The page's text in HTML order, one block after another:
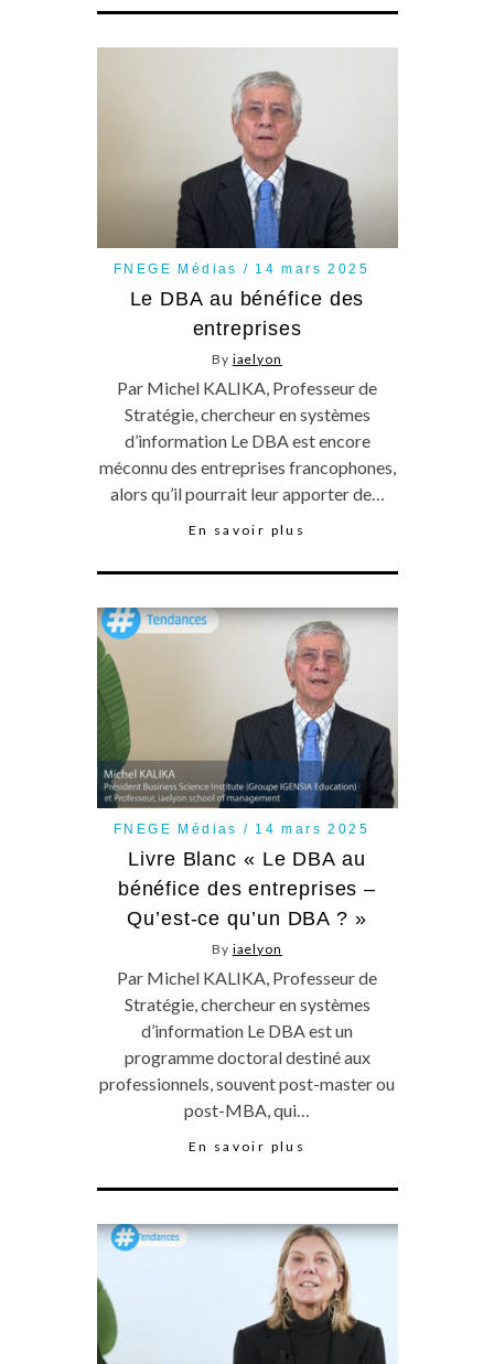
FNEGE Médias 14 mars 2025
Le DBA au bénéfice des
entreprises
By iaelyon
Par Michel KALIKA, Professeur de
Stratégie, chercheur en systèmes
d’information Le DBA est encore
méconnu des entreprises francophones,
alors qu’il pourrait leur apporter de…
En savoir plus
FNEGE Médias 14 mars 2025
Livre Blanc « Le DBA au
bénéfice des entreprises –
Qu’est-ce qu’un DBA ? »
By iaelyon
Par Michel KALIKA, Professeur de
Stratégie, chercheur en systèmes
d’information Le DBA est un
programme doctoral destiné aux
professionnels, souvent post-master ou
post-MBA, qui…
En savoir plus